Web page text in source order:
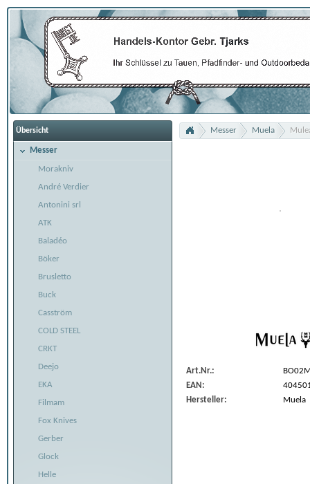
Übersicht
Messer
Morakniv
André Verdier
Antonini srl
ATK
Baladéo
Böker
Brusletto
Buck
Casström
COLD STEEL
CRKT
Deejo
EKA
Filmam
Fox Knives
Gerber
Glock
Helle
Messer Muela
Art.Nr.:
EAN:
Hersteller:
Muela